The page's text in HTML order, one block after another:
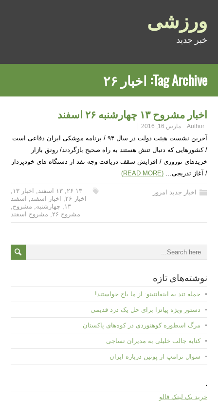
ورزشی
خبر جدید
Tag Archive: اخبار ۲۶
اخبار مشروح ۱۳ چهارشنبه ۲۶ اسفند
Author: مارس 16, 2016
آخرین نشست هیئت دولت در سال ۹۴ / برنامه موشکی ایران دفاعی است
/ کشورهایی که دنبال تنش هستند به راه صحیح بازگردند/ رونق بازار
خریدهای نوروزی / افزایش سقف دریافت وجه نقد از دستگاه های خودپرداز
/ آغاز تدریجی…(READ MORE)
اخبار جدید امروز ۱۳ ۲۶ , ۱۳ اسفند , اخبار ۱۳
,
اخبار ۲۶
, اخبار اسفند,
اسفند
۱۳ , چهارشنبه, مشروح,
مشروح ۲۶
, مشروح اسفند
نوشته‌های تازه
حمله تند به اینفانتینو: از ما باج خواستند!
دستور ویژه پیاتزا برای حل یک درد قدیمی
مرگ اسطوره کوهنوردی در کوه‌های پاکستان
کنایه جالب خلیلی به مدیران نساجی
سوال ترامپ از پوتین درباره ایران
.
خرید بک لینک فالو